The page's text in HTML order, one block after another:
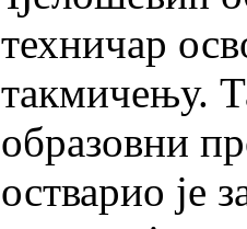
техничар
такмичењу.
образовни
остварио је